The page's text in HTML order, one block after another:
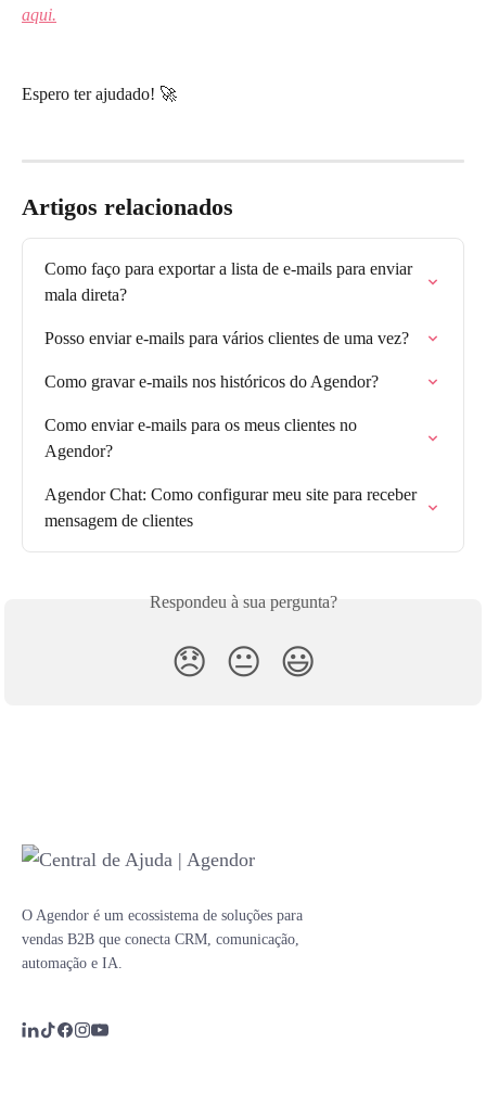
aqui.
Espero ter ajudado! 🚀
Artigos relacionados
Como faço para exportar a lista de e-mails para enviar
mala direta?
Posso enviar e-mails para vários clientes de uma vez?
Como gravar e-mails nos históricos do Agendor?
Como enviar e-mails para os meus clientes no
Agendor?
Agendor Chat: Como configurar meu site para receber
mensagem de clientes
Respondeu à sua pergunta?
😞 😐 😃
O Agendor é um ecossistema de soluções para
vendas B2B que conecta CRM, comunicação,
automação e IA.